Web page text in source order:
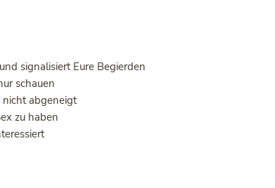
signalisiert Eure Begierden
schauen
nicht abgeneigt
zu haben